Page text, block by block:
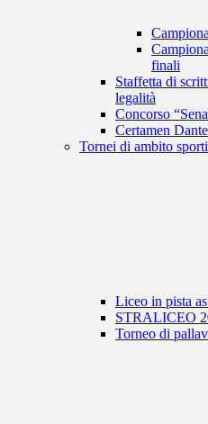
finali
Staffetta di
legalità
Concorso
Certamen
Tornei di ambito
Liceo in pista
STRALICEO
Torneo di